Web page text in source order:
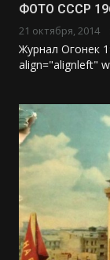
ФОТО СССР
21 октября, 2014
Журнал Огонек
align="alignleft"